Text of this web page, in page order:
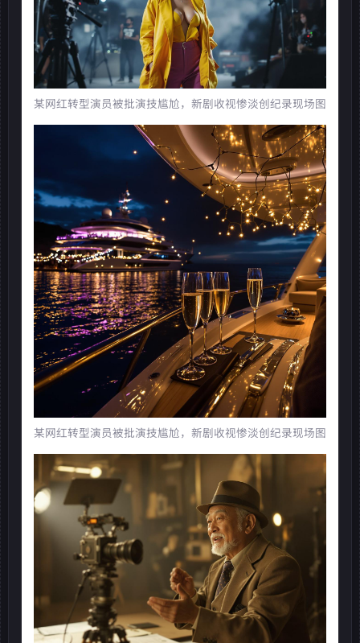
某网红转型演员被批演技尴尬，新剧收视惨淡创纪录现场图
某网红转型演员被批演技尴尬，新剧收视惨淡创纪录现场图